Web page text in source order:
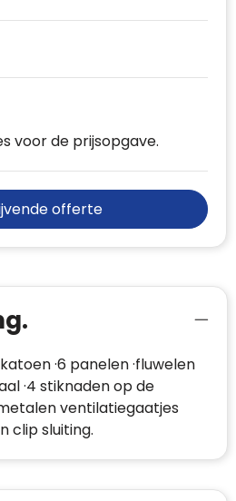
voor de prijsopgave.
offerte
katoen ·6 panelen ·fluwelen
·4 stiknaden op de
ventilatiegaatjes
clip sluiting.